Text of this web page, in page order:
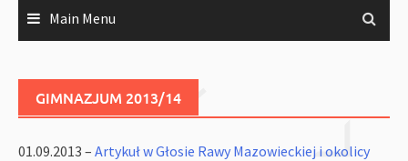
Main Menu
GIMNAZJUM 2013/14
01.09.2013 – Artykuł w Głosie Rawy Mazowieckiej i okolicy